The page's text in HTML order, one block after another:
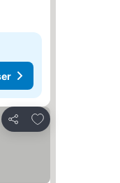
Del
Føj til favoritter